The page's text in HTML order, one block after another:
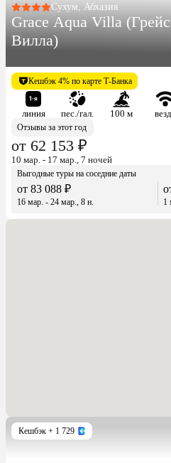
Сухум, Абхазия
Grace Aqua Villa
Вилла)
Кешбэк 4% по карте Т-Банка
линия пес./гал. 100 м
Отзывы за этот год
от 62 153 ₽
10 мар. - 17 мар., 7 ночей
Выгодные туры на соседние даты
от 83 088 ₽
16 мар. - 24 мар., 8 н. 1
Кешбэк + 1 729